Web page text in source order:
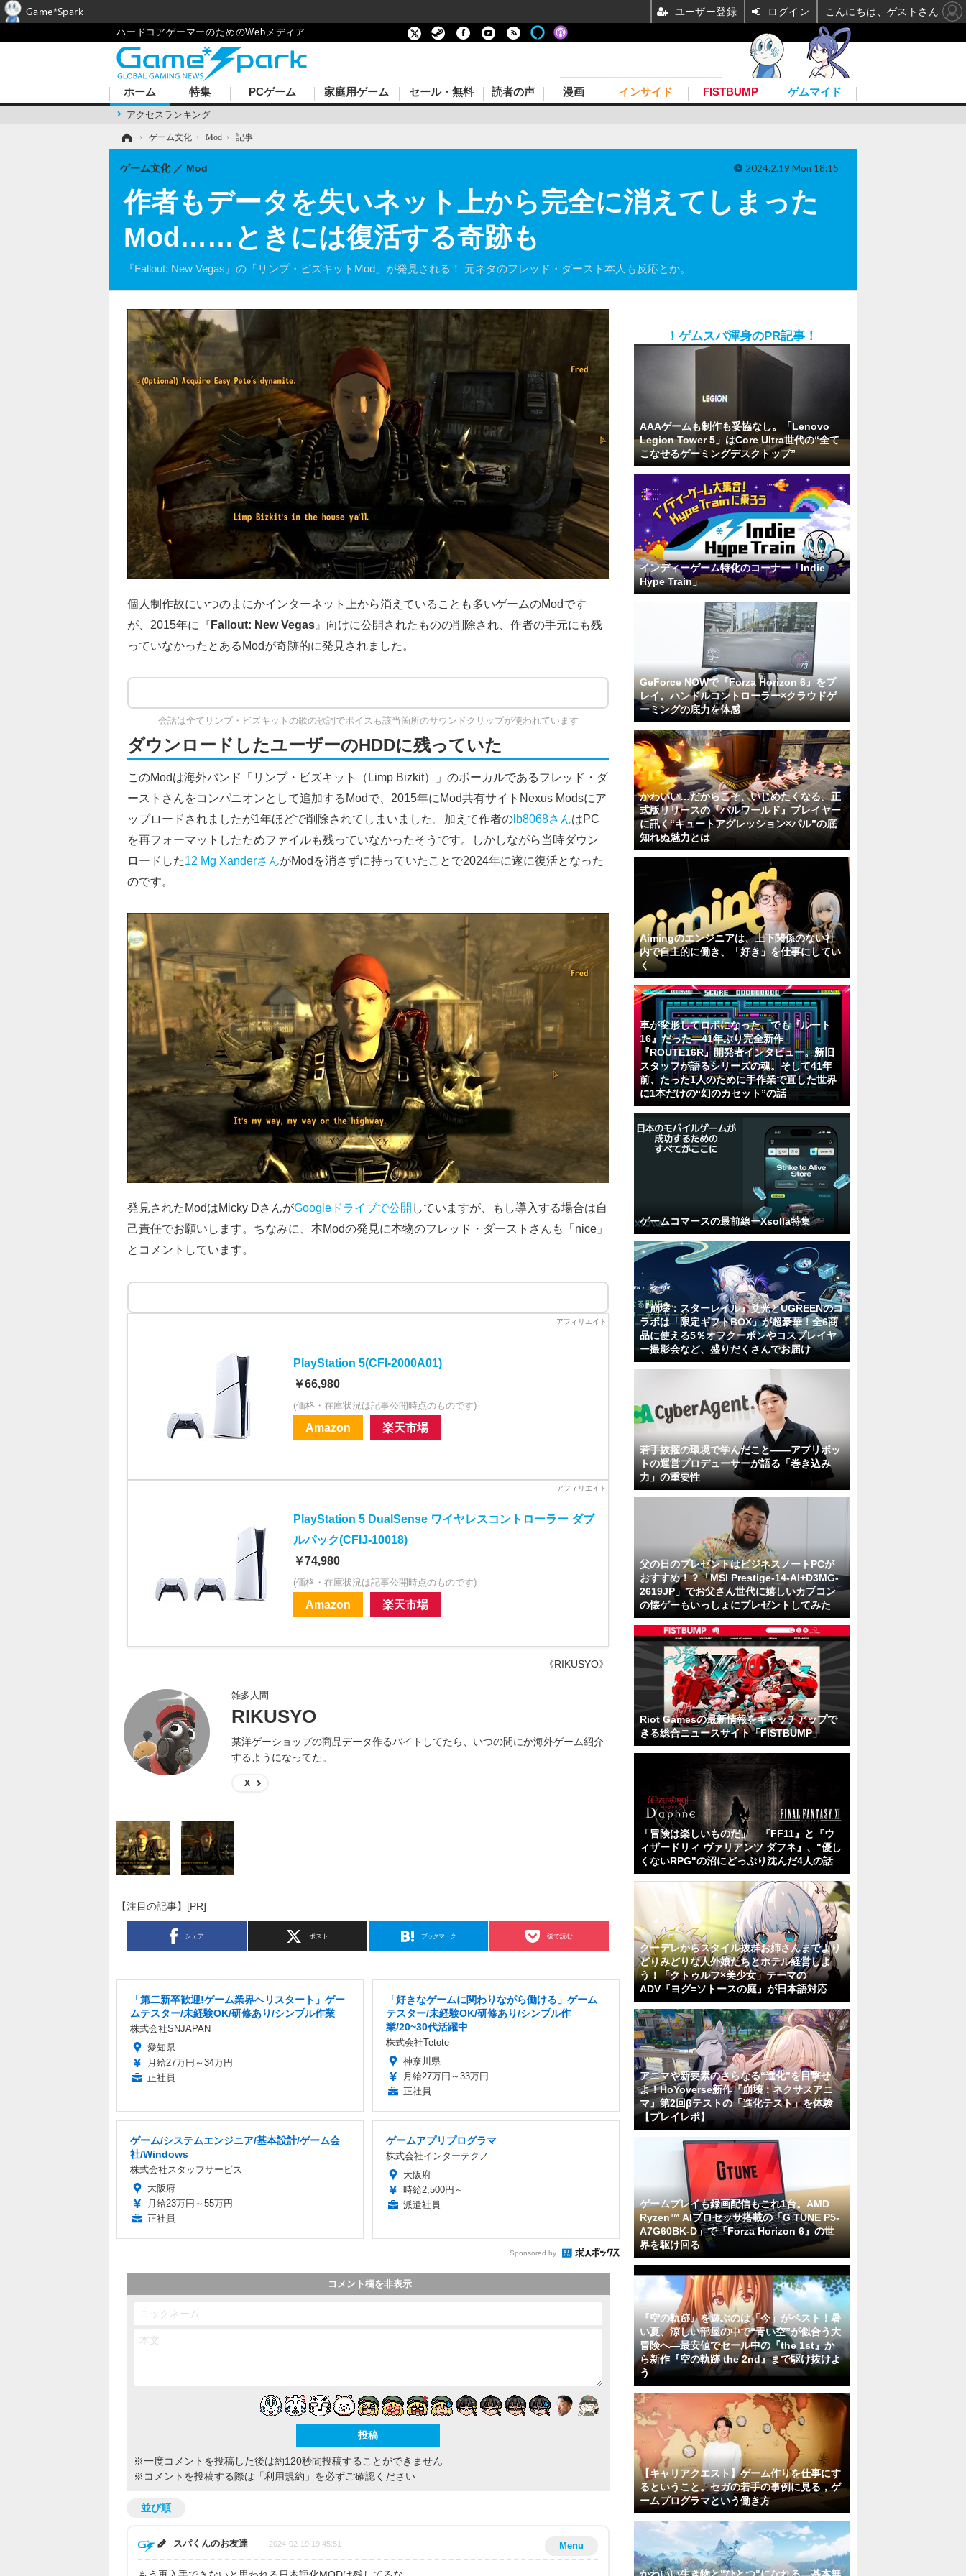
ハードコアゲーマーのためのWebメディア
ホーム
アクセスランキング
特集 PCゲーム 家庭用ゲーム セール・無料 読者の声 漫画 インサイド FISTBUMP ゲムマイド
› ゲーム文化 › Mod › 記事
作者もデータを失いネット上から完全に消えてしまった
Mod……ときには復活する奇跡も
『Fallout: New Vegas』の「リンプ・ビズキットMod」が発見される！ 元ネタのフレッド・ダースト本人も反応とか。
ゲーム文化 Mod 2024.2.19 Mon 18:15
個人制作故にいつのまにかインターネット上から消えていることも多いゲームのModです
が、2015年に『Fallout: New Vegas 』向けに公開されたものの削除され、作者の手元にも残
っていなかったとあるModが奇跡的に発見されました。
会話は全てリンプ・ビズキットの歌の歌詞でボイスも該当箇所のサウンドクリップが使われています
ダウンロードしたユーザーのHDDに残っていた
このModは海外バンド「リンプ・ビズキット（Limp Bizkit）」のボーカルであるフレッド・ダ
ーストさんをコンパニオンとして追加するModで、2015年にMod共有サイトNexus Modsにア
ップロードされましたが1年ほどで削除されてしまいました。加えて作者のlb8068さんはPC
を再フォーマットしたためファイルも残っていなかったそうです。しかしながら当時ダウン
ロードした12 Mg XanderさんがModを消さずに持っていたことで2024年に遂に復活となった
のです。
発見されたModはMicky DさんがGoogleドライブで公開 していますが、もし導入する場合は自
己責任でお願いします。ちなみに、本Modの発見に本物のフレッド・ダーストさんも「nice」
とコメントしています。
PlayStation 5(CFI-2000A01)
￥66,980
(価格・在庫状況は記事公開時点のものです)
Amazon 楽天市場
PlayStation 5 DualSense ワイヤレスコントローラー ダブ
ルパック(CFIJ-10018)
￥74,980
(価格・在庫状況は記事公開時点のものです)
Amazon 楽天市場
《RIKUSYO》
雑多人間
RIKUSYO
某洋ゲーショップの商品データ作るバイトしてたら、いつの間にか海外ゲーム紹介
するようになってた。
X
【注目の記事】[PR]
シェア ポスト ブックマーク 後で読む
「第二新卒歓迎!ゲーム業界へリスタート」ゲー
ムテスター/未経験OK/研修あり/シンプル作業
株式会社SNJAPAN
愛知県
月給27万円～34万円
正社員
「好きなゲームに関わりながら働ける」ゲーム
テスター/未経験OK/研修あり/シンプル作
業/20~30代活躍中
株式会社Tetote
神奈川県
月給27万円～33万円
正社員
ゲーム/システムエンジニア/基本設計/ゲーム会
社/Windows
株式会社スタッフサービス
大阪府
月給23万円～55万円
正社員
ゲームアプリプログラマ
株式会社インターテクノ
大阪府
時給2,500円～
派遣社員
Sponsored by
コメント欄を非表示
※一度コメントを投稿した後は約120秒間投稿することができません
※コメントを投稿する際は 「利用規約」 を必ずご確認ください
並び順
Menu
スパくんのお友達 2024-02-19 19:45:51
！ゲムスパ渾身のPR記事！
AAAゲームも制作も妥協なし。「Lenovo
Legion Tower 5」はCore Ultra世代の“全て
こなせるゲーミングデスクトップ”
インディーゲーム特化のコーナー「Indie
Hype Train」
GeForce NOWで『Forza Horizon 6』をプ
レイ。ハンドルコントローラー×クラウドゲ
ーミングの底力を体感
かわいい…だからこそ、いじめたくなる。正
式版リリースの『パルワールド』プレイヤー
に訊く“キュートアグレッション×パル”の底
知れぬ魅力とは
Aimingのエンジニアは、上下関係のない社
内で自主的に働き、「好き」を仕事にしてい
く
車が変形してロボになった、でも『ルート
16』だった―41年ぶり完全新作
『ROUTE16R』開発者インタビュー。新旧
スタッフが語るシリーズの魂。そして41年
前、たった1人のために手作業で直した世界
に1本だけの“幻のカセット”の話
ゲームコマースの最前線ーXsolla特集
『崩壊：スターレイル』爻光とUGREENのコ
ラボは「限定ギフトBOX」が超豪華！全6商
品に使える5％オフクーポンやコスプレイヤ
ー撮影会など、盛りだくさんでお届け
若手抜擢の環境で学んだこと――アプリボッ
トの運営プロデューサーが語る「巻き込み
力」の重要性
父の日のプレゼントはビジネスノートPCが
おすすめ！？「MSI Prestige-14-AI+D3MG-
2619JP」でお父さん世代に嬉しいカプコン
の懐ゲーもいっしょにプレゼントしてみた
Riot Gamesの最新情報をキャッチアップで
きる総合ニュースサイト「FISTBUMP」
「冒険は楽しいものだ」 ─『FF11』と『ウ
ィザードリィ ヴァリアンツ ダフネ』、"優し
くないRPG"の沼にどっぷり沈んだ4人の話
クーデレからスタイル抜群お姉さんまでより
どりみどりな人外娘たちとホテル経営しよ
う！「クトゥルフ×美少女」テーマの
ADV『ヨグ=ソトースの庭』が日本語対応
アニマや新要素のさらなる“進化”を目撃せ
よ！HoYoverse新作『崩壊：ネクサスアニ
マ』第2回βテストの「進化テスト」を体験
【プレイレポ】
ゲームプレイも録画配信もこれ1台。AMD
Ryzen™ AIプロセッサ搭載の「G TUNE P5-
A7G60BK-D」で『Forza Horizon 6』の世
界を駆け回る
『空の軌跡』を遊ぶのは「今」がベスト！暑
い夏、涼しい部屋の中で“青い空”が似合う大
冒険へ―最安値でセール中の『the 1st』か
ら新作『空の軌跡 the 2nd』まで駆け抜けよ
う
【キャリアクエスト】ゲーム作りを仕事にす
るということ。セガの若手の事例に見る，ゲ
ームプログラマという働き方
Game*Spark ユーザー登録 ログイン こんにちは、ゲストさん